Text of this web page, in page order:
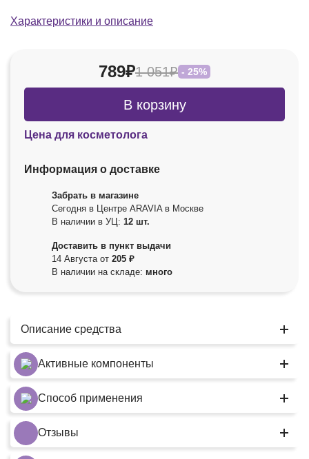
Характеристики и описание
789₽1 051₽ - 25%
В корзину
Цена для косметолога
Информация о доставке
Забрать в магазине
Сегодня в Центре ARAVIA в Москве
В наличии в УЦ: 12 шт.
Доставить в пункт выдачи
14 Августа от 205 ₽
В наличии на складе: много
Описание средства
Активные компоненты
Способ применения
Отзывы